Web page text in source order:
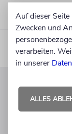
Auf dieser
Zwecken und
verarbeiten.
in unserer
ALLES